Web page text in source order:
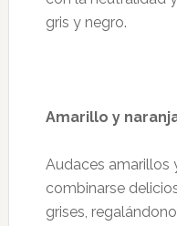
gris y negro.
Amarillo y
Audaces amarillos
combinarse
grises,